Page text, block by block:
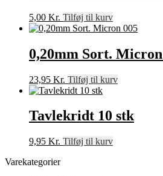
5,00 Kr. Tilføj til kurv
0,20mm Sort.
23,95 Kr. Tilføj til kurv
Tavlekridt 10 stk
9,95 Kr. Tilføj til kurv
Varekategorier